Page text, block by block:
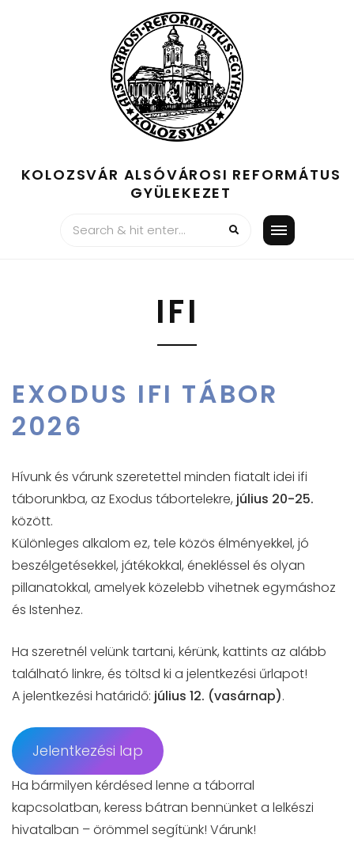
KOLOZSVÁR ALSÓVÁROSI REFORMÁTUS
GYÜLEKEZET
IFI
EXODUS IFI TÁBOR
2026
Hívunk és várunk szeretettel minden fiatalt idei ifi
táborunkba, az Exodus tábortelekre, július 20-25.
között.
Különleges alkalom ez, tele közös élményekkel, jó
beszélgetésekkel, játékokkal, énekléssel és olyan
pillanatokkal, amelyek közelebb vihetnek egymáshoz
és Istenhez.
Ha szeretnél velünk tartani, kérünk, kattints az alább
található linkre, és töltsd ki a jelentkezési űrlapot!
A jelentkezési határidő: július 12. (vasárnap).
Jelentkezési lap
Ha bármilyen kérdésed lenne a táborral
kapcsolatban, keress bátran bennünket a lelkészi
hivatalban – örömmel segítünk! Várunk!